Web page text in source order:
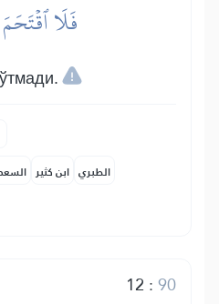
فَلَا
ابن كثير الطبري
12 :90